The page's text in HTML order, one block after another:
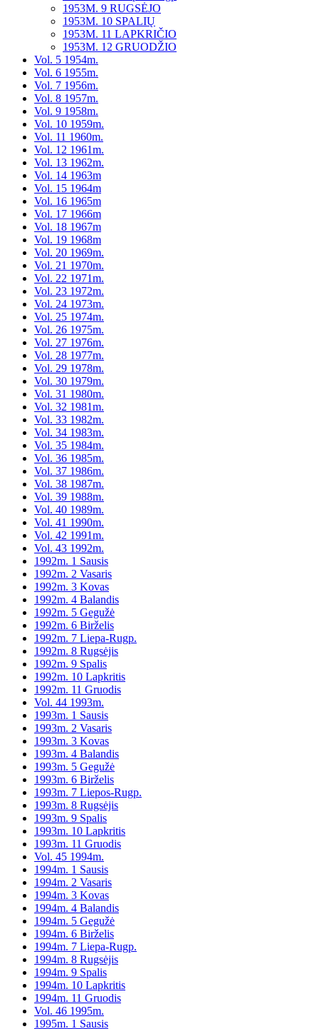
1953M. 9 RUGSĖJO
1953M. 10 SPALIŲ
1953M. 11 LAPKRIČIO
1953M. 12 GRUODŽIO
Vol. 5 1954m.
Vol. 6 1955m.
Vol. 7 1956m.
Vol. 8 1957m.
Vol. 9 1958m.
Vol. 10 1959m.
Vol. 11 1960m.
Vol. 12 1961m.
Vol. 13 1962m.
Vol. 14 1963m
Vol. 15 1964m
Vol. 16 1965m
Vol. 17 1966m
Vol. 18 1967m
Vol. 19 1968m
Vol. 20 1969m.
Vol. 21 1970m.
Vol. 22 1971m.
Vol. 23 1972m.
Vol. 24 1973m.
Vol. 25 1974m.
Vol. 26 1975m.
Vol. 27 1976m.
Vol. 28 1977m.
Vol. 29 1978m.
Vol. 30 1979m.
Vol. 31 1980m.
Vol. 32 1981m.
Vol. 33 1982m.
Vol. 34 1983m.
Vol. 35 1984m.
Vol. 36 1985m.
Vol. 37 1986m.
Vol. 38 1987m.
Vol. 39 1988m.
Vol. 40 1989m.
Vol. 41 1990m.
Vol. 42 1991m.
Vol. 43 1992m.
1992m. 1 Sausis
1992m. 2 Vasaris
1992m. 3 Kovas
1992m. 4 Balandis
1992m. 5 Gegužė
1992m. 6 Birželis
1992m. 7 Liepa-Rugp.
1992m. 8 Rugsėjis
1992m. 9 Spalis
1992m. 10 Lapkritis
1992m. 11 Gruodis
Vol. 44 1993m.
1993m. 1 Sausis
1993m. 2 Vasaris
1993m. 3 Kovas
1993m. 4 Balandis
1993m. 5 Gegužė
1993m. 6 Birželis
1993m. 7 Liepos-Rugp.
1993m. 8 Rugsėjis
1993m. 9 Spalis
1993m. 10 Lapkritis
1993m. 11 Gruodis
Vol. 45 1994m.
1994m. 1 Sausis
1994m. 2 Vasaris
1994m. 3 Kovas
1994m. 4 Balandis
1994m. 5 Gegužė
1994m. 6 Birželis
1994m. 7 Liepa-Rugp.
1994m. 8 Rugsėjis
1994m. 9 Spalis
1994m. 10 Lapkritis
1994m. 11 Gruodis
Vol. 46 1995m.
1995m. 1 Sausis